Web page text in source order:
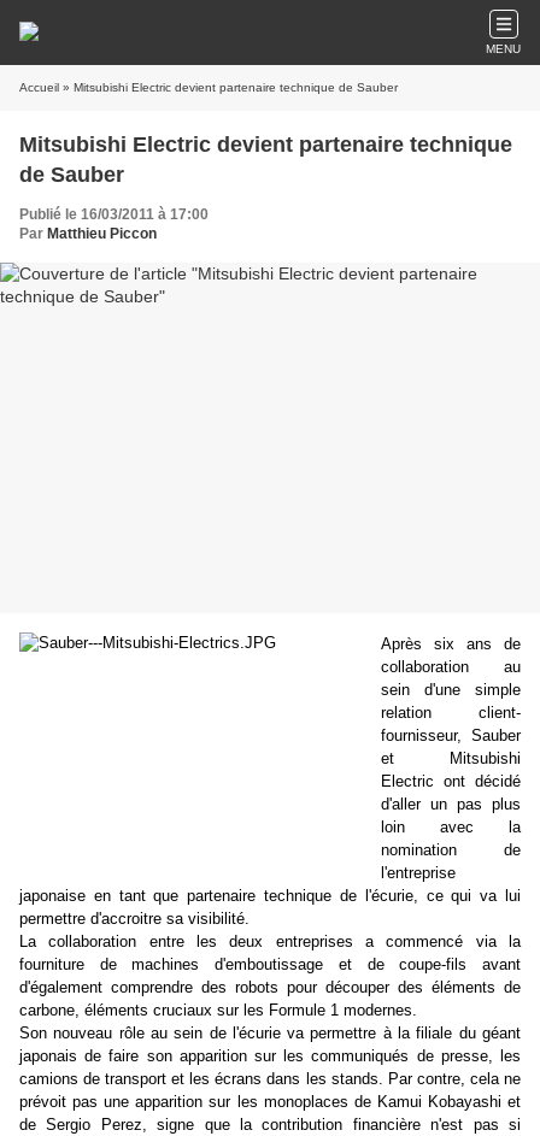
MENU
Accueil » Mitsubishi Electric devient partenaire technique de Sauber
Mitsubishi Electric devient partenaire technique
de Sauber
Publié le 16/03/2011 à 17:00
Par Matthieu Piccon
Après six ans de
collaboration au
sein d'une simple
relation client-
fournisseur, Sauber
et Mitsubishi
Electric ont décidé
d'aller un pas plus
loin avec la
nomination de
l'entreprise
japonaise en tant que partenaire technique de l'écurie, ce qui va lui
permettre d'accroitre sa visibilité.
La collaboration entre les deux entreprises a commencé via la
fourniture de machines d'emboutissage et de coupe-fils avant
d'également comprendre des robots pour découper des éléments de
carbone, éléments cruciaux sur les Formule 1 modernes.
Son nouveau rôle au sein de l'écurie va permettre à la filiale du géant
japonais de faire son apparition sur les communiqués de presse, les
camions de transport et les écrans dans les stands. Par contre, cela ne
prévoit pas une apparition sur les monoplaces de Kamui Kobayashi et
de Sergio Perez, signe que la contribution financière n'est pas si